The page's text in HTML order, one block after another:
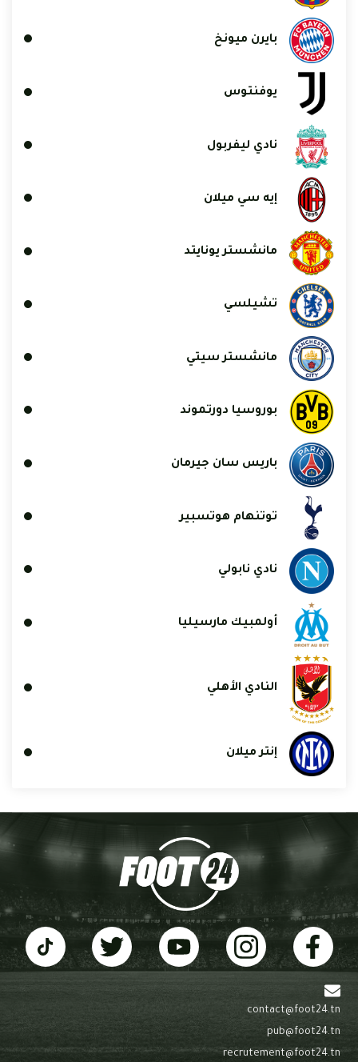
بايرن ميونخ
يوفنتوس
نادي ليفربول
إيه سي ميلان
مانشستر يونايتد
تشيلسي
مانشستر سيتي
بوروسيا دورتموند
باريس سان جيرمان
توتنهام هوتسبير
نادي نابولي
أولمبيك مارسيليا
النادي الأهلي
إنتر ميلان
contact@foot24.tn
pub@foot24.tn
recrutement@foot24.tn